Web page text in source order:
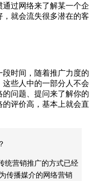
过网络来了解某一个企
就会流失很多潜在的客
时间，随着推广力度的
些人中的一部分人不会
问题、提问来了解你的
评价高，基本上就会直
统营销推广的方式已经
传播媒介的网络营销